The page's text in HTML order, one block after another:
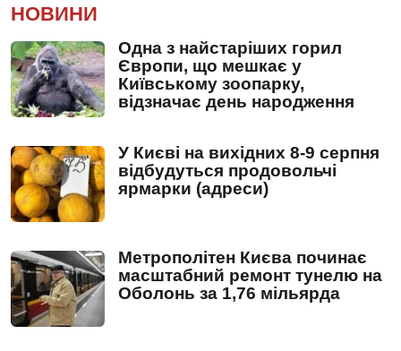
НОВИНИ
Одна з найстаріших горил
Європи, що мешкає у
Київському зоопарку,
відзначає день народження
У Києві на вихідних 8-9 серпня
відбудуться продовольчі
ярмарки (адреси)
Метрополітен Києва починає
масштабний ремонт тунелю на
Оболонь за 1,76 мільярда